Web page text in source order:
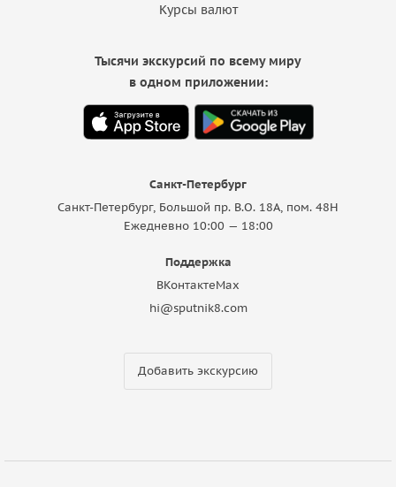
Курсы валют
Санкт-Петербург
Санкт-Петербург, Большой пр. В.О. 18A, пом. 48Н
Ежедневно 10:00 — 18:00
Поддержка
ВКонтактеMax
hi@sputnik8.com
Добавить экскурсию
Тысячи экскурсий по всему миру
в одном приложении: